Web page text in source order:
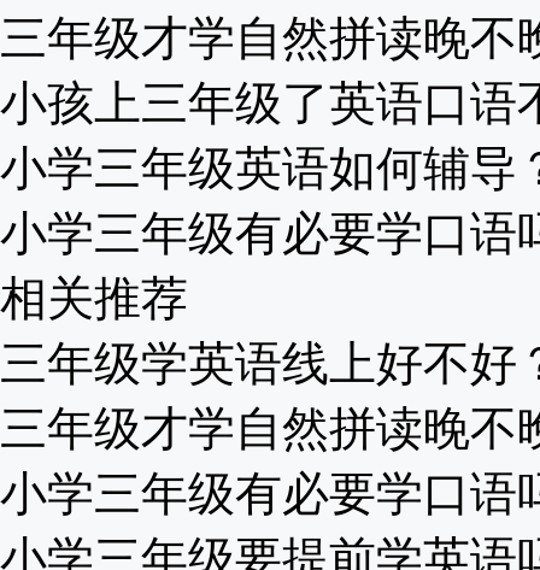
三年级才学自然拼读晚不
小孩上三年级了英语口语
小学三年级英语如何辅导
小学三年级有必要学口语
相关推荐
三年级学英语线上好不好
三年级才学自然拼读晚不
小学三年级有必要学口语
小学三年级要提前学英语